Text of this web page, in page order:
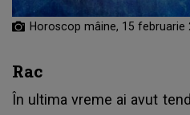
Horoscop mâine, 15 februarie
Rac
În ultima vreme ai avut